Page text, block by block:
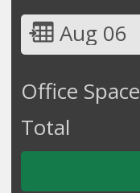
Aug 06
Office Space
Total